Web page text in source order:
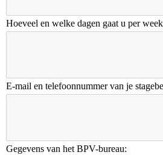
Hoeveel en welke dagen gaat u per
E-mail en telefoonnummer van je
Gegevens van het BPV-bureau: